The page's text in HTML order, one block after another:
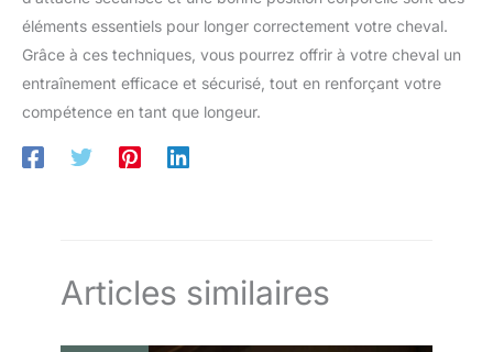
éléments essentiels pour longer correctement votre cheval.
Grâce à ces techniques, vous pourrez offrir à votre cheval un
entraînement efficace et sécurisé, tout en renforçant votre
compétence en tant que longeur.
Articles similaires